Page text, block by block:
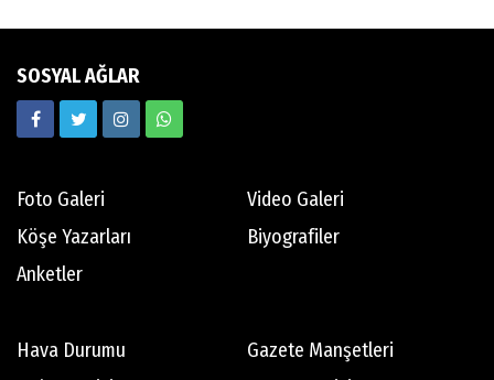
SOSYAL AĞLAR
Foto Galeri
Video Galeri
Köşe Yazarları
Biyografiler
Anketler
Hava Durumu
Gazete Manşetleri